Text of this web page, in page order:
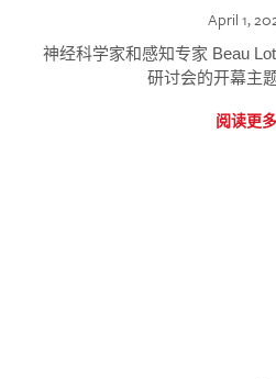
April 1,
神经科学家和感知专家 Beau
研讨会的开幕主
阅读更多